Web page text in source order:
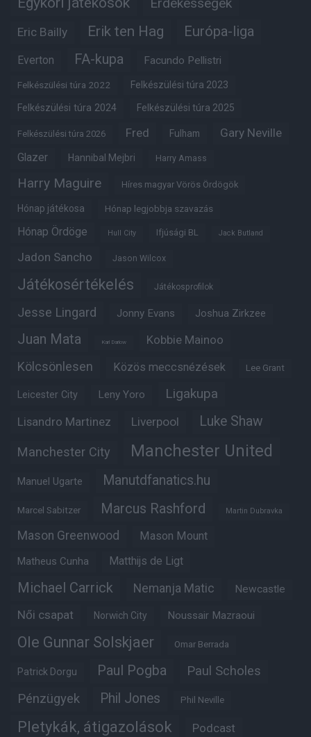
Eric Bailly Erik ten Hag Európa-liga
Everton FA-kupa Facundo Pellistri
Felkészülési túra 2022 Felkészülési túra 2023
Felkészülési túra 2024 Felkészülési túra 2025
Felkészülési túra 2026 Fred Fulham Gary Neville
Glazer Hannibal Mejbri Harry Amass
Harry Maguire Híres magyar Vörös Ördögök
Hónap játékosa Hónap legjobbja szavazás
Hónap Ördöge Hull City Ifjúsági BL Jack Butland
Jadon Sancho Jason Wilcox
Játékosértékelés Játékosprofilok
Jesse Lingard Jonny Evans Joshua Zirkzee
Juan Mata Karl Darlow Kobbie Mainoo
Kölcsönlesen Közös meccsnézések Lee Grant
Leicester City Leny Yoro Ligakupa
Lisandro Martinez Liverpool Luke Shaw
Manchester City Manchester United
Manuel Ugarte Manutdfanatics.hu
Marcel Sabitzer Marcus Rashford Martin Dubravka
Mason Greenwood Mason Mount
Matheus Cunha Matthijs de Ligt
Michael Carrick Nemanja Matic Newcastle
Női csapat Norwich City Noussair Mazraoui
Ole Gunnar Solskjaer Omar Berrada
Patrick Dorgu Paul Pogba Paul Scholes
Pénzügyek Phil Jones Phil Neville
Pletykák, átigazolások Podcast